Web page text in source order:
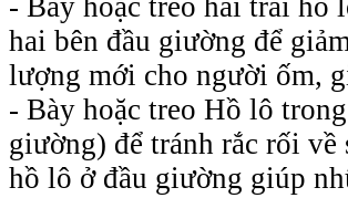
hai bên đầu giường để
lượng mới cho người ốm,
- Bày hoặc treo Hồ lô
giường) để tránh rắc rối
hồ lô ở đầu giường giúp